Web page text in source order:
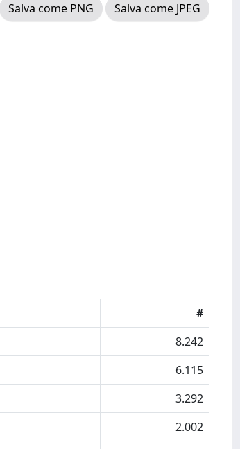
Salva come PNG
Salva come JPEG
#
8.242
6.115
3.292
2.002